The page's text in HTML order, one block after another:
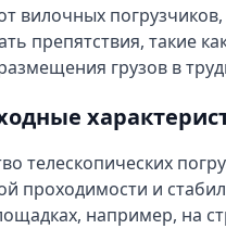
вилочных
препятствия, такие
грузов в
телескопических
проходимости и
например, на